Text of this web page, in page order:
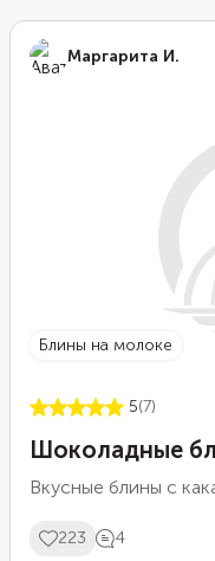
Маргарита И.
блины на молоке
5(7)
Шоколадные
Вкусные блины с
223 4